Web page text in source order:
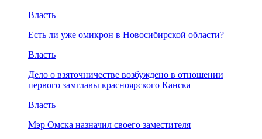
Власть
Есть ли уже омикрон в Новосибирской области?
Власть
Дело о взяточничестве возбуждено в отношении
первого замглавы красноярского Канска
Власть
Мэр Омска назначил своего заместителя